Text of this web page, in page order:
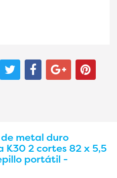
metal duro
2 cortes 82 x 5,5
portátil -